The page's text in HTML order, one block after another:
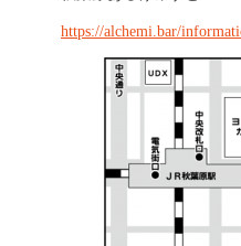
https://alchemi.bar/